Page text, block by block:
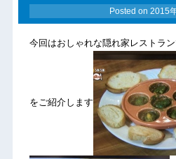
Posted on 2015
今回はおしゃれな隠れ家レストラ
をご紹介します